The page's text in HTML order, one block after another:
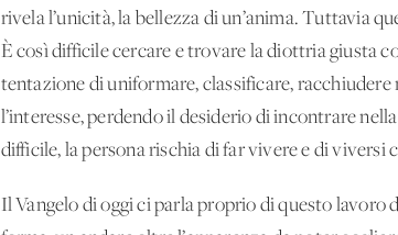
rivela l’unicità, la bellezza di un’anima. Tuttavia
È così difficile cercare e trovare la diottria giusta
tentazione di uniformare, classificare,
l’interesse, perdendo il desiderio di incontrare
difficile, la persona rischia di far vivere e di viversi
Il Vangelo di oggi ci parla proprio di questo lavoro